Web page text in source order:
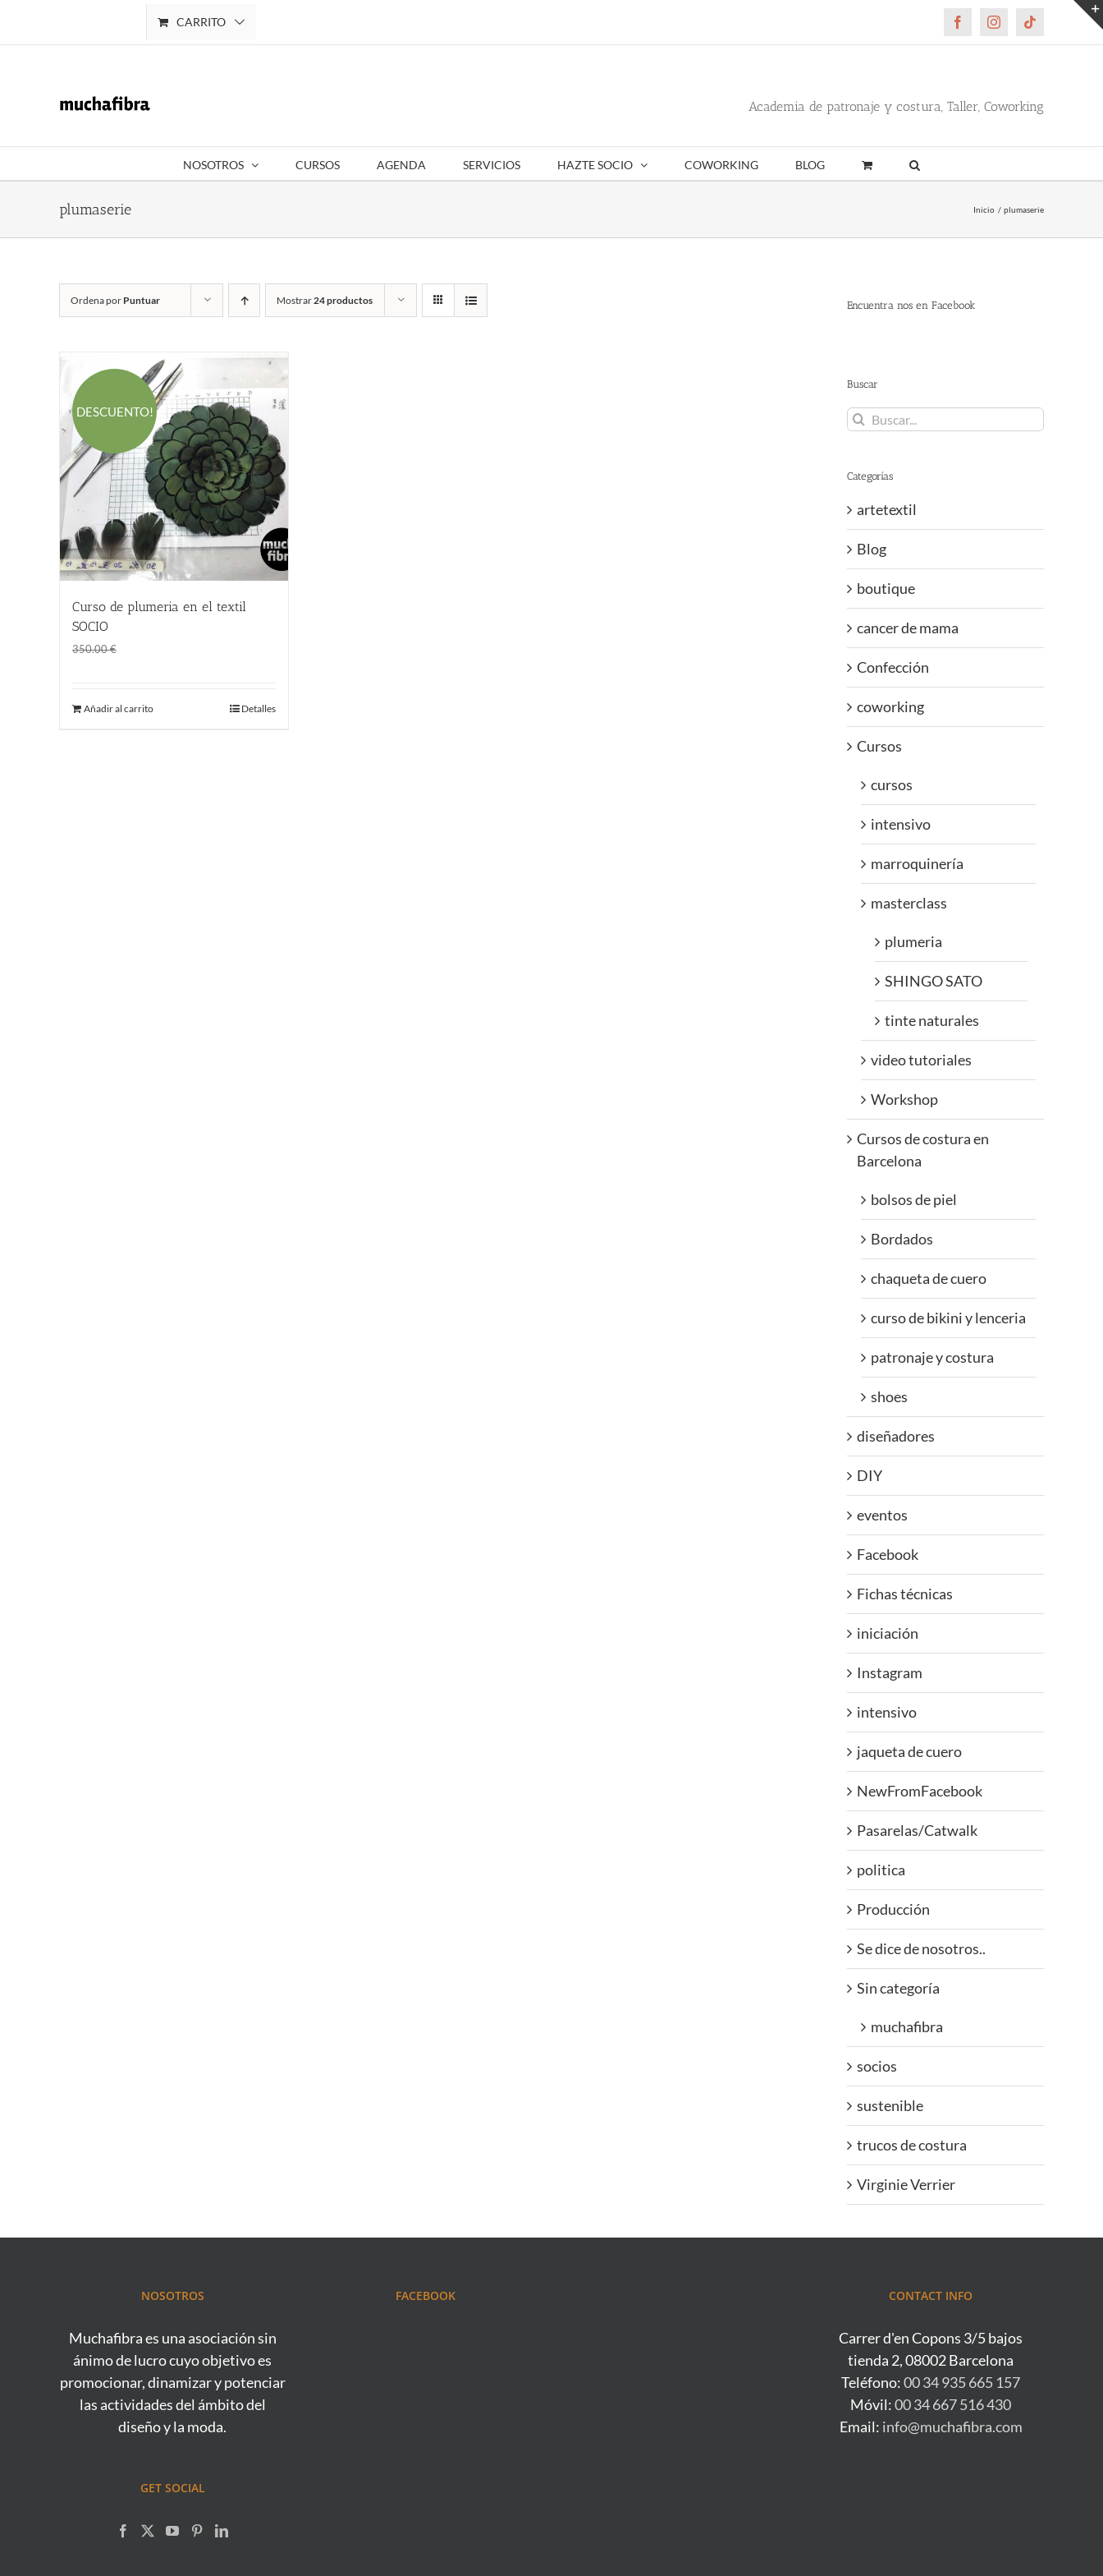
CARRITO FacebookInstagramTiktok
Academia de patronaje y costura, Taller, Coworking
NOSOTROS CURSOS AGENDA SERVICIOS HAZTE SOCIO COWORKING BLOG
plumaserie Inicio plumaserie
Ordena por Puntuar Mostrar24 productos
DESCUENTO!
Curso de plumeria en el textil
SOCIO
350.00€
era:
Añadir al carrito Detalles
Encuentra nos en Facebook
Buscar
Buscar:
Categorías
artetextil
Blog
boutique
cancer de mama
Confección
coworking
Cursos
cursos
intensivo
marroquinería
masterclass
plumeria
SHINGO SATO
tinte naturales
video tutoriales
Workshop
Cursos de costura en
Barcelona
bolsos de piel
Bordados
chaqueta de cuero
curso de bikini y lenceria
patronaje y costura
shoes
diseñadores
DIY
eventos
Facebook
Fichas técnicas
iniciación
Instagram
intensivo
jaqueta de cuero
NewFromFacebook
Pasarelas/Catwalk
politica
Producción
Se dice de nosotros..
Sin categoría
muchafibra
socios
sustenible
trucos de costura
Virginie Verrier
NOSOTROS
Muchafibra es una asociación sin
ánimo de lucro cuyo objetivo es
promocionar, dinamizar y potenciar
las actividades del ámbito del
diseño y la moda.
GET SOCIAL
FACEBOOK CONTACT INFO
Carrer d'en Copons 3/5 bajos
tienda 2, 08002 Barcelona
Teléfono:00 34 935 665 157
Móvil:00 34 667 516 430
Email: info@muchafibra.com